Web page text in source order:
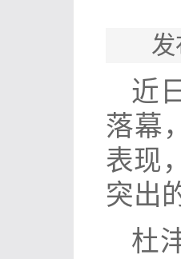
近
落幕
表现
突出
杜